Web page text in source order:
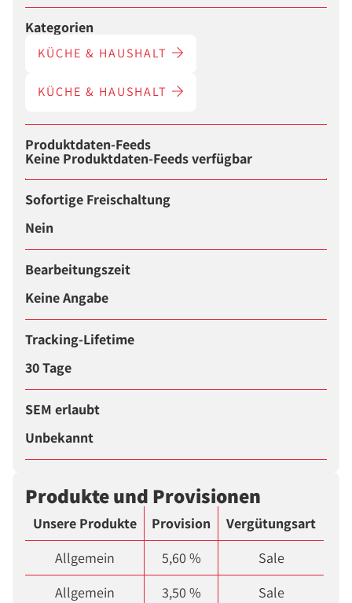
Kategorien
KÜCHE & HAUSHALT
KÜCHE & HAUSHALT
Produktdaten-Feeds
Keine Produktdaten-Feeds verfügbar
Sofortige Freischaltung
Nein
Bearbeitungszeit
Keine Angabe
Tracking-Lifetime
30 Tage
SEM erlaubt
Unbekannt
Produkte und Provisionen
Unsere Produkte Provision
Vergütungsart
Allgemein
5,60 %
Sale
Allgemein
3,50 % Sale